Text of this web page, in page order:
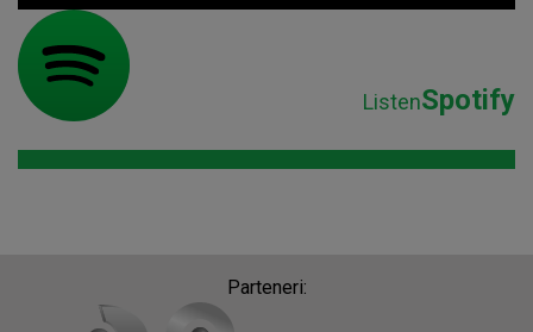
ListenSpotify
Parteneri: